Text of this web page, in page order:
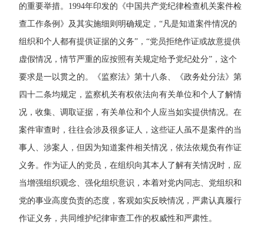
的重要举措。1994年印发的《中国共产党纪律检查机关案件检
查工作条例》及其实施细则明确规定，“凡是知道案件情况的
组织和个人都有提供证据的义务”，“党员拒绝作证或故意提供
虚假情况，情节严重的应按照有关规定给予党纪处分”，这个
要求是一以贯之的。《监察法》第十八条、《政务处分法》第
四十二条均规定，监察机关有权依法向有关单位和个人了解情
况，收集、调取证据，有关单位和个人应当如实提供情况。在
案件审查时，往往会涉及很多证人，这些证人虽不是案件的当
事人、涉案人，但因为知道案件相关情况，依法依规负有作证
义务。作为证人的党员，在组织向其本人了解有关情况时，应
当增强组织观念、强化组织意识，本着对党内同志、党组织和
党的事业高度负责的态度，客观如实反映情况，严肃认真履行
作证义务，共同维护纪律审查工作的权威性和严肃性。